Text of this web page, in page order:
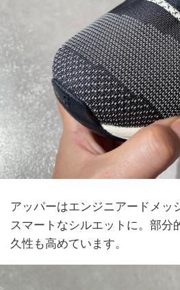
アッパーはエンジニアードメッ
スマートなシルエットに。部分
久性も高めています。